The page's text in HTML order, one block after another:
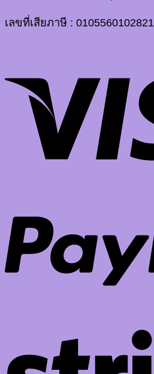
เลขที่เสียภาษี : 0105560102821